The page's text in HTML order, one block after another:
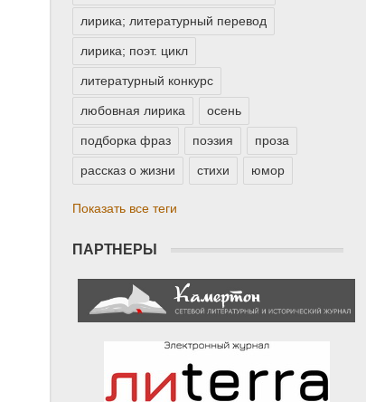
лирика; литературный перевод
лирика; поэт. цикл
литературный конкурс
любовная лирика осень
подборка фраз поэзия проза
рассказ о жизни стихи юмор
Показать все теги
ПАРТНЕРЫ